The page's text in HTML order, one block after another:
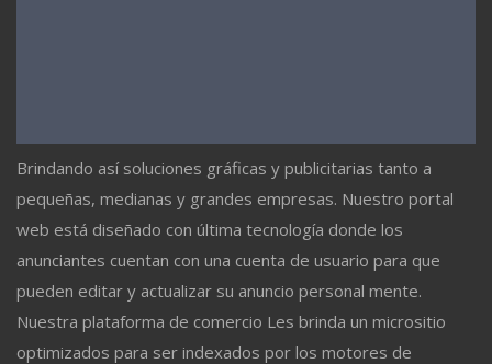
Brindando así soluciones gráficas y publicitarias tanto a
pequeñas, medianas y grandes empresas. Nuestro portal
web está diseñado con última tecnología donde los
anunciantes cuentan con una cuenta de usuario para que
pueden editar y actualizar su anuncio personal mente.
Nuestra plataforma de comercio Les brinda un micrositio
optimizados para ser indexados por los motores de